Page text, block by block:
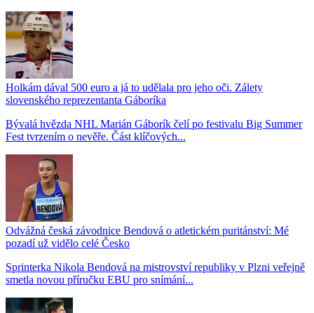
Holkám dával 500 euro a já to udělala pro jeho oči. Zálety
slovenského reprezentanta Gáboríka
Bývalá hvězda NHL Marián Gáborík čelí po festivalu Big Summer
Fest tvrzením o nevěře. Část klíčových...
Odvážná česká závodnice Bendová o atletickém puritánství: Mé
pozadí už vidělo celé Česko
Sprinterka Nikola Bendová na mistrovství republiky v Plzni veřejně
smetla novou příručku EBU pro snímání...